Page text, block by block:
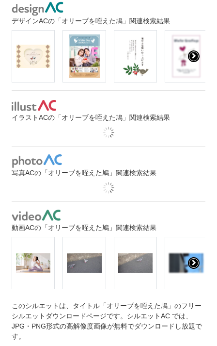
デザインACの「オリーブを咥えた鳩」関連検索結果
イラストACの「オリーブを咥えた鳩」関連検索結果
写真ACの「オリーブを咥えた鳩」関連検索結果
動画ACの「オリーブを咥えた鳩」関連検索結果
このシルエットは、タイトル「オリーブを咥えた鳩」のフリー
シルエットダウンロードページです。シルエットAC では、
JPG・PNG形式の高解像度画像が無料でダウンロードし放題で
す。